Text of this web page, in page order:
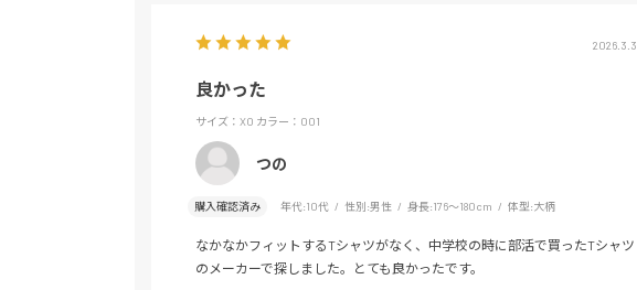
2026.3.3
良かった
サイズ：XO カラー：001
つの
購入確認済み 年代:10代 性別:男性 身長:176～180cm 体型:大柄
なかなかフィットするTシャツがなく、中学校の時に部活で買ったTシャツ
のメーカーで探しました。とても良かったです。